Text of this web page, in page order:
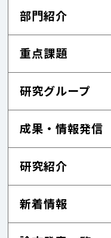
部門紹介
重点課題
研究グループ
成果・情報発信
研究紹介
新着情報